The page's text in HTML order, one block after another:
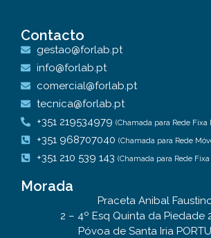
Contacto
gestao@forlab.pt
info@forlab.pt
comercial@forlab.pt
tecnica@forlab.pt
+351 219534979 (Chamada para Rede Fixa
+351 968707040 (Chamada para Rede
+351 210 539 143 (Chamada para Rede
Morada
Praceta Anibal
2 – 4º Esq Quinta da Piedade
Póvoa de Santa Iria